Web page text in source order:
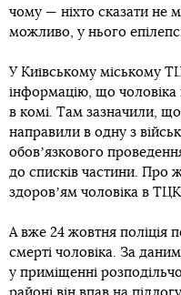
чому — ніхто сказати не
можливо, у нього
У Київському міському
інформацію, що чоловіка
в комі. Там зазначили,
направили в одну з
обовʼязкового
до списків частини. Про
здоровʼям чоловіка в
А вже 24 жовтня поліція
смерті чоловіка. За
у приміщенні